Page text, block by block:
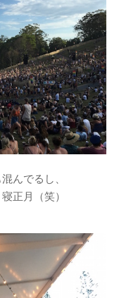
んでるし、
正月（笑）